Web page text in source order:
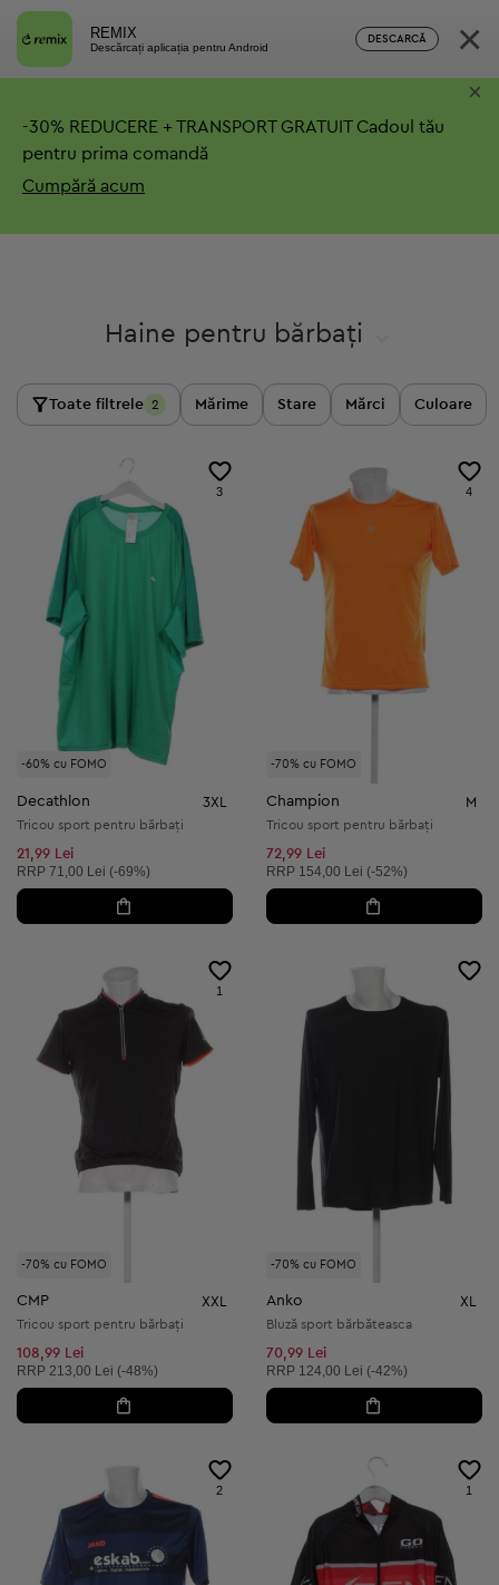
REMIX
Descărcați aplicația pentru Android
DESCARCĂ ×
-30% REDUCERE + TRANSPORT GRATUITCadoul tău
pentru prima comandă
Cumpără acum
×
Haine pentru bărbați
Toate filtrele 2 Mărime Stare Mărci Culoare
-60% cu FOMO
3
Decathlon 3XL
Tricou sport pentru bărbați
21,99 Lei
Preț recomandat:
RRP 71,00 Lei (-69%)
-70% cu FOMO
4
Champion M
Tricou sport pentru bărbați
72,99 Lei
Preț recomandat:
RRP 154,00 Lei (-52%)
-70% cu FOMO
1
CMP XXL
Tricou sport pentru bărbați
108,99 Lei
Preț recomandat:
RRP 213,00 Lei (-48%)
-70% cu FOMO
Anko XL
Bluză sport bărbăteasca
70,99 Lei
Preț recomandat:
RRP 124,00 Lei (-42%)
2 1